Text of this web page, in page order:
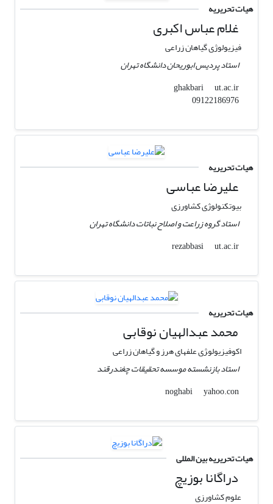
هیات تحریریه
غلام عباس اکبری
فیزیولوژی گیاهان زراعی
استاد پردیس ابوریحان دانشگاه تهران
ghakbari
ut.ac.ir
09122186976
هیات تحریریه
علیرضا عباسی
بیوتکنولوژی کشاورزی
استاد گروه زراعت و اصلاح نباتات دانشگاه تهران
rezabbasi
ut.ac.ir
هیات تحریریه
محمد عبدالهیان نوقابی
اکوفیزیولو‍ژی علفهای هرز و گیاهان زراعی
استاد بازنشسته موسسه تحقیقات چغندرقند
noghabi
yahoo.con
هیات تحریریه بین المللی
دراگانا بوزیچ
علوم کشاورزی